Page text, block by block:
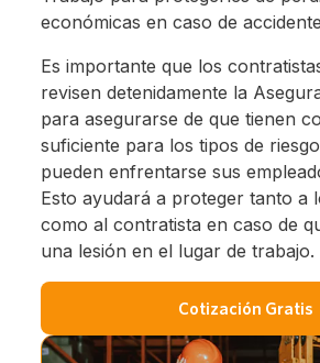
económicas en caso de
Es importante que los
revisen detenidamente la
para asegurarse de que tienen
suficiente para los tipos de
pueden enfrentarse sus
Esto ayudará a proteger tanto a
como al contratista en caso de
una lesión en el lugar de trabajo.
Cotización Gratis